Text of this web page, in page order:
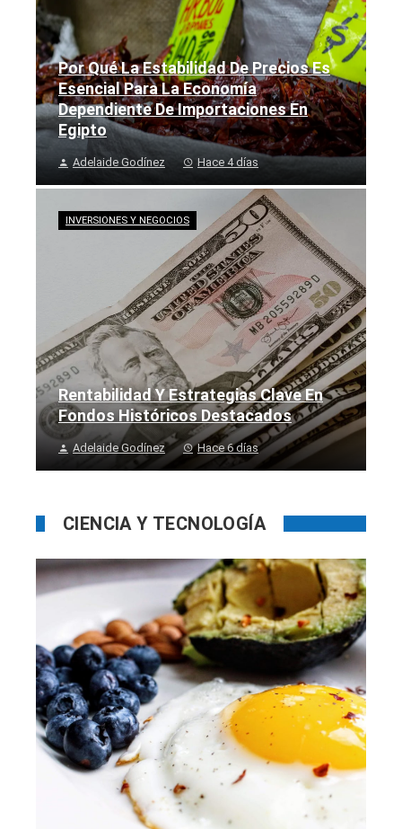
Por Qué La Estabilidad De Precios Es
Esencial Para La Economía
Dependiente De Importaciones En
Egipto
Adelaide Godínez Hace 4 días
INVERSIONES Y NEGOCIOS
Rentabilidad Y Estrategias Clave En
Fondos Históricos Destacados
Adelaide Godínez Hace 6 días
CIENCIA Y TECNOLOGÍA